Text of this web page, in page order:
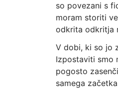
so povezani s
moram storiti
odkrita odkritja
V dobi, ki so jo
Izpostaviti smo
pogosto
samega